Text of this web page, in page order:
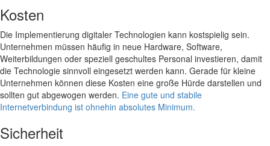
Kosten
Die Implementierung digitaler Technologien kann kostspielig sein.
Unternehmen müssen häufig in neue Hardware, Software,
Weiterbildungen oder speziell geschultes Personal investieren, damit
die Technologie sinnvoll eingesetzt werden kann. Gerade für kleine
Unternehmen können diese Kosten eine große Hürde darstellen und
sollten gut abgewogen werden. Eine gute und stabile
Internetverbindung ist ohnehin absolutes Minimum.
Sicherheit